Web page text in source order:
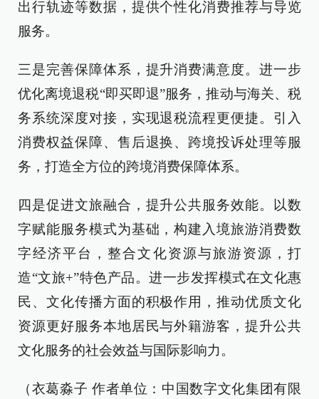
出行轨迹等数据，提供个性化消费推荐与导览
服务。
三是完善保障体系，提升消费满意度。进一步
优化离境退税“即买即退”服务，推动与海关、税
务系统深度对接，实现退税流程更便捷。引入
消费权益保障、售后退换、跨境投诉处理等服
务，打造全方位的跨境消费保障体系。
四是促进文旅融合，提升公共服务效能。以数
字赋能服务模式为基础，构建入境旅游消费数
字经济平台，整合文化资源与旅游资源，打
造“文旅+”特色产品。进一步发挥模式在文化惠
民、文化传播方面的积极作用，推动优质文化
资源更好服务本地居民与外籍游客，提升公共
文化服务的社会效益与国际影响力。
（衣葛淼子 作者单位：中国数字文化集团有限